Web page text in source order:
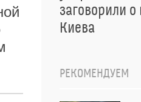
заговорили о
Киева
РЕКОМЕНДУЕМ